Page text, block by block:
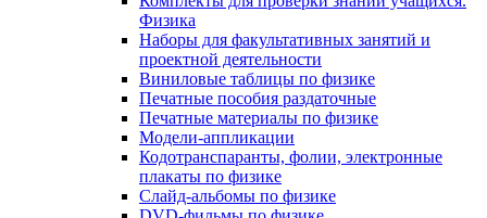
Физика
Наборы для факультативных занятий и
проектной деятельности
Виниловые таблицы по физике
Печатные пособия раздаточные
Печатные материалы по физике
Модели-аппликации
Кодотранспаранты, фолии, электронные
плакаты по физике
Слайд-альбомы по физике